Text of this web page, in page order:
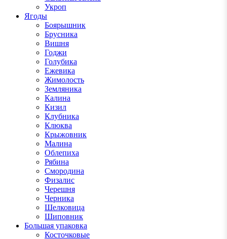
Укроп
Ягоды
Боярышник
Брусника
Вишня
Годжи
Голубика
Ежевика
Жимолость
Земляника
Калина
Кизил
Клубника
Клюква
Крыжовник
Малина
Облепиха
Рябина
Смородина
Физалис
Черешня
Черника
Шелковица
Шиповник
Большая упаковка
Косточковые